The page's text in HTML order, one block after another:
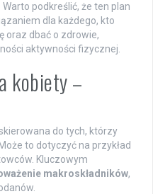
podkreślić, że ten plan
dla każdego, kto
oraz dbać o zdrowie,
aktywności fizycznej.
kobiety –
do tych, którzy
to dotyczyć na przykład
Kluczowym
makroskładników,